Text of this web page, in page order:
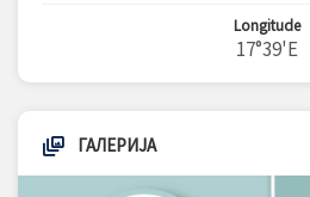
Longitude
17°39'E
ГАЛЕРИЈА